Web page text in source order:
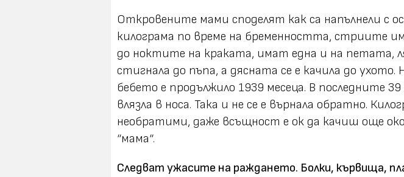
Откровените мами споделят как са напълнели с
килограма по време на бременността, стриите
до ноктите на краката, имат една и на петата,
стигнала до пъпа, а дясната се е качила до ухото.
бебето е продължило 1939 месеца. В последните
влязла в носа. Така и не се е върнала обратно.
необратими, даже всъщност е ок да качиш още
“мама“.
Следват ужасите на раждането. Болки, кървища,